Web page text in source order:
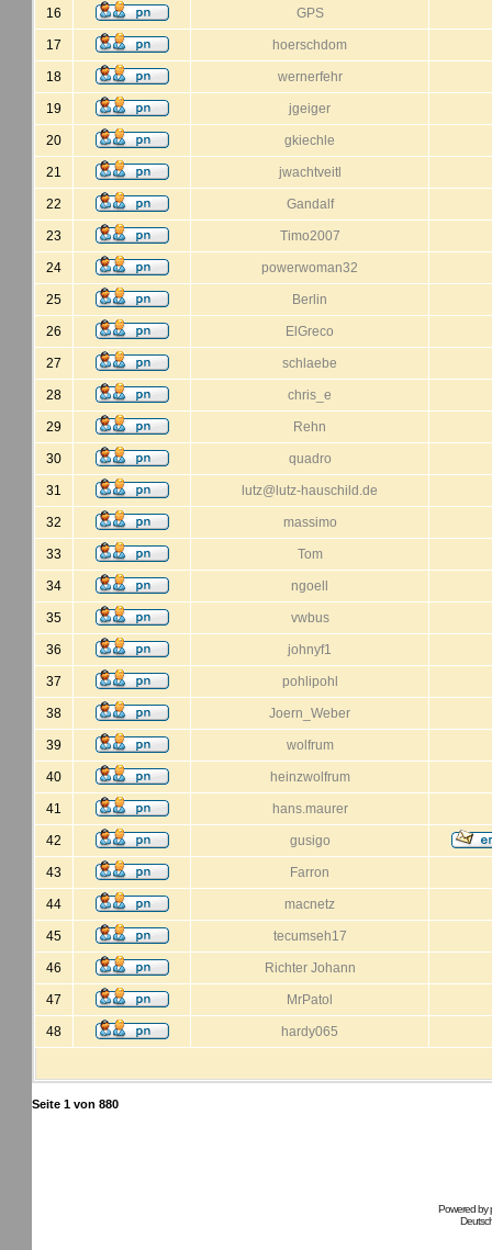
16 GPS
17 hoerschdom
18 wernerfehr
19 jgeiger
20 gkiechle
21 jwachtveitl
22 Gandalf
23 Timo2007
24 powerwoman32
25 Berlin
26 ElGreco
27 schlaebe
28 chris_e
29 Rehn
30 quadro
31 lutz@lutz-hauschild.de
32 massimo
33 Tom
34 ngoell
35 vwbus
36 johnyf1
37 pohlipohl
38 Joern_Weber
39 wolfrum
40 heinzwolfrum
41 hans.maurer
42 gusigo
43 Farron
44 macnetz
45 tecumseh17
46 Richter Johann
47 MrPatol
48 hardy065
Seite 1 von 880
Powered by